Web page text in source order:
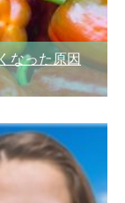
なった原因